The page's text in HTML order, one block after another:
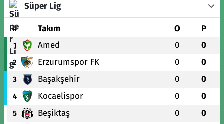
Süper Lig
# Takım O P
1 Amed 0 0
2 Erzurumspor FK 0 0
3 Başakşehir 0 0
4 Kocaelispor 0 0
5 Beşiktaş 0 0